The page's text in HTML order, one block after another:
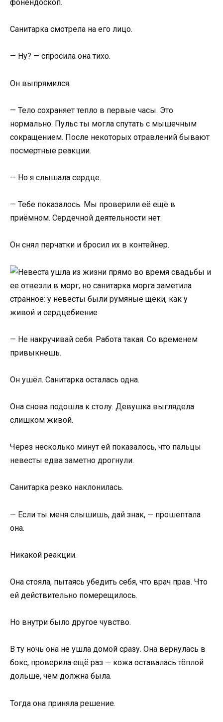
фонендоскоп.
Санитарка смотрела на его лицо.
— Ну? — спросила она тихо.
Он выпрямился.
— Тело сохраняет тепло в первые часы. Это
нормально. Пульс ты могла спутать с мышечным
сокращением. После некоторых отравлений бывают
посмертные реакции.
— Но я слышала сердце.
— Тебе показалось. Мы проверили её ещё в
приёмном. Сердечной деятельности нет.
Он снял перчатки и бросил их в контейнер.
— Не накручивай себя. Работа такая. Со временем
привыкнешь.
Он ушёл. Санитарка осталась одна.
Она снова подошла к столу. Девушка выглядела
слишком живой.
Через несколько минут ей показалось, что пальцы
невесты едва заметно дрогнули.
Санитарка резко наклонилась.
— Если ты меня слышишь, дай знак, — прошептала
она.
Никакой реакции.
Она стояла, пытаясь убедить себя, что врач прав. Что
ей действительно померещилось.
Но внутри было другое чувство.
В ту ночь она не ушла домой сразу. Она вернулась в
бокс, проверила ещё раз — кожа оставалась тёплой
дольше, чем должна была.
Тогда она приняла решение.